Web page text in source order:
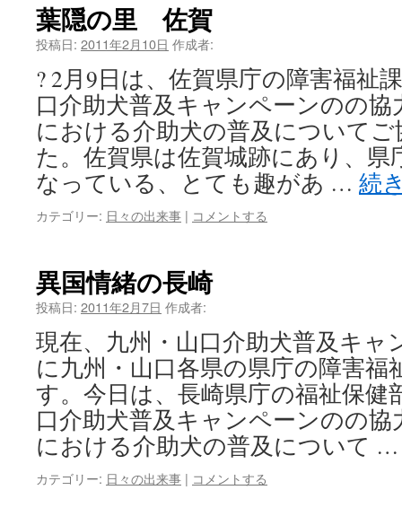
葉隠の里 佐賀
投稿日: 2011年2月10日 作成者:
? 2月9日は、佐賀県庁の障害福祉
口介助犬普及キャンペーンのの
における介助犬の普及について
た。佐賀県は佐賀城跡にあり、県
なっている、とても趣があ … 続
カテゴリー: 日々の出来事 | コメントする
異国情緒の長崎
投稿日: 2011年2月7日 作成者:
現在、九州・山口介助犬普及キャ
に九州・山口各県の県庁の障害福
す。今日は、長崎県庁の福祉保健
口介助犬普及キャンペーンのの
における介助犬の普及について
カテゴリー: 日々の出来事 | コメントする